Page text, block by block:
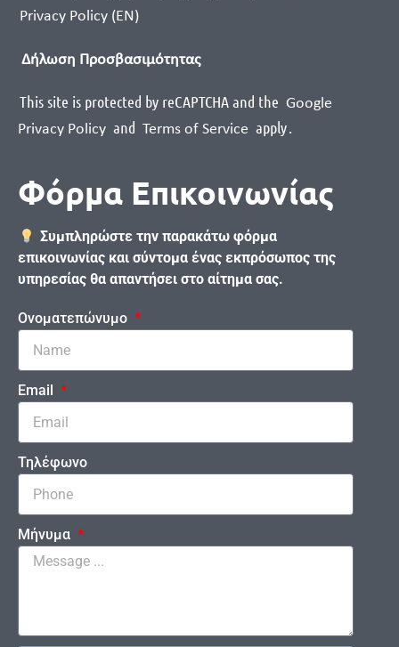
Privacy Policy (EN)
Δήλωση Προσβασιμότητας
This site is protected by reCAPTCHA and the Google
Privacy Policy and Terms of Service apply.
Φόρμα Επικοινωνίας
Συμπληρώστε την παρακάτω φόρμα
επικοινωνίας και σύντομα ένας εκπρόσωπος της
υπηρεσίας θα απαντήσει στο αίτημα σας.
Ονοματεπώνυμο
Email
Τηλέφωνο
Μήνυμα